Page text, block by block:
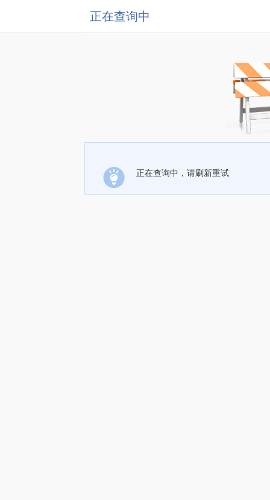
正在查询中
正在查询中，请刷新重试